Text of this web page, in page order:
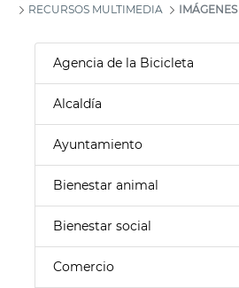
RECURSOS MULTIMEDIA
IMÁGENES
Agencia de la Bicicleta
Alcaldía
Ayuntamiento
Bienestar animal
Bienestar social
Comercio